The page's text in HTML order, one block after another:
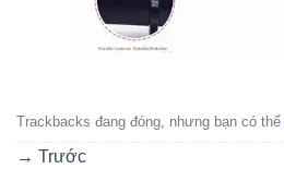
Trackbacks đang đóng, nhưng bạn có thể
→ Trước